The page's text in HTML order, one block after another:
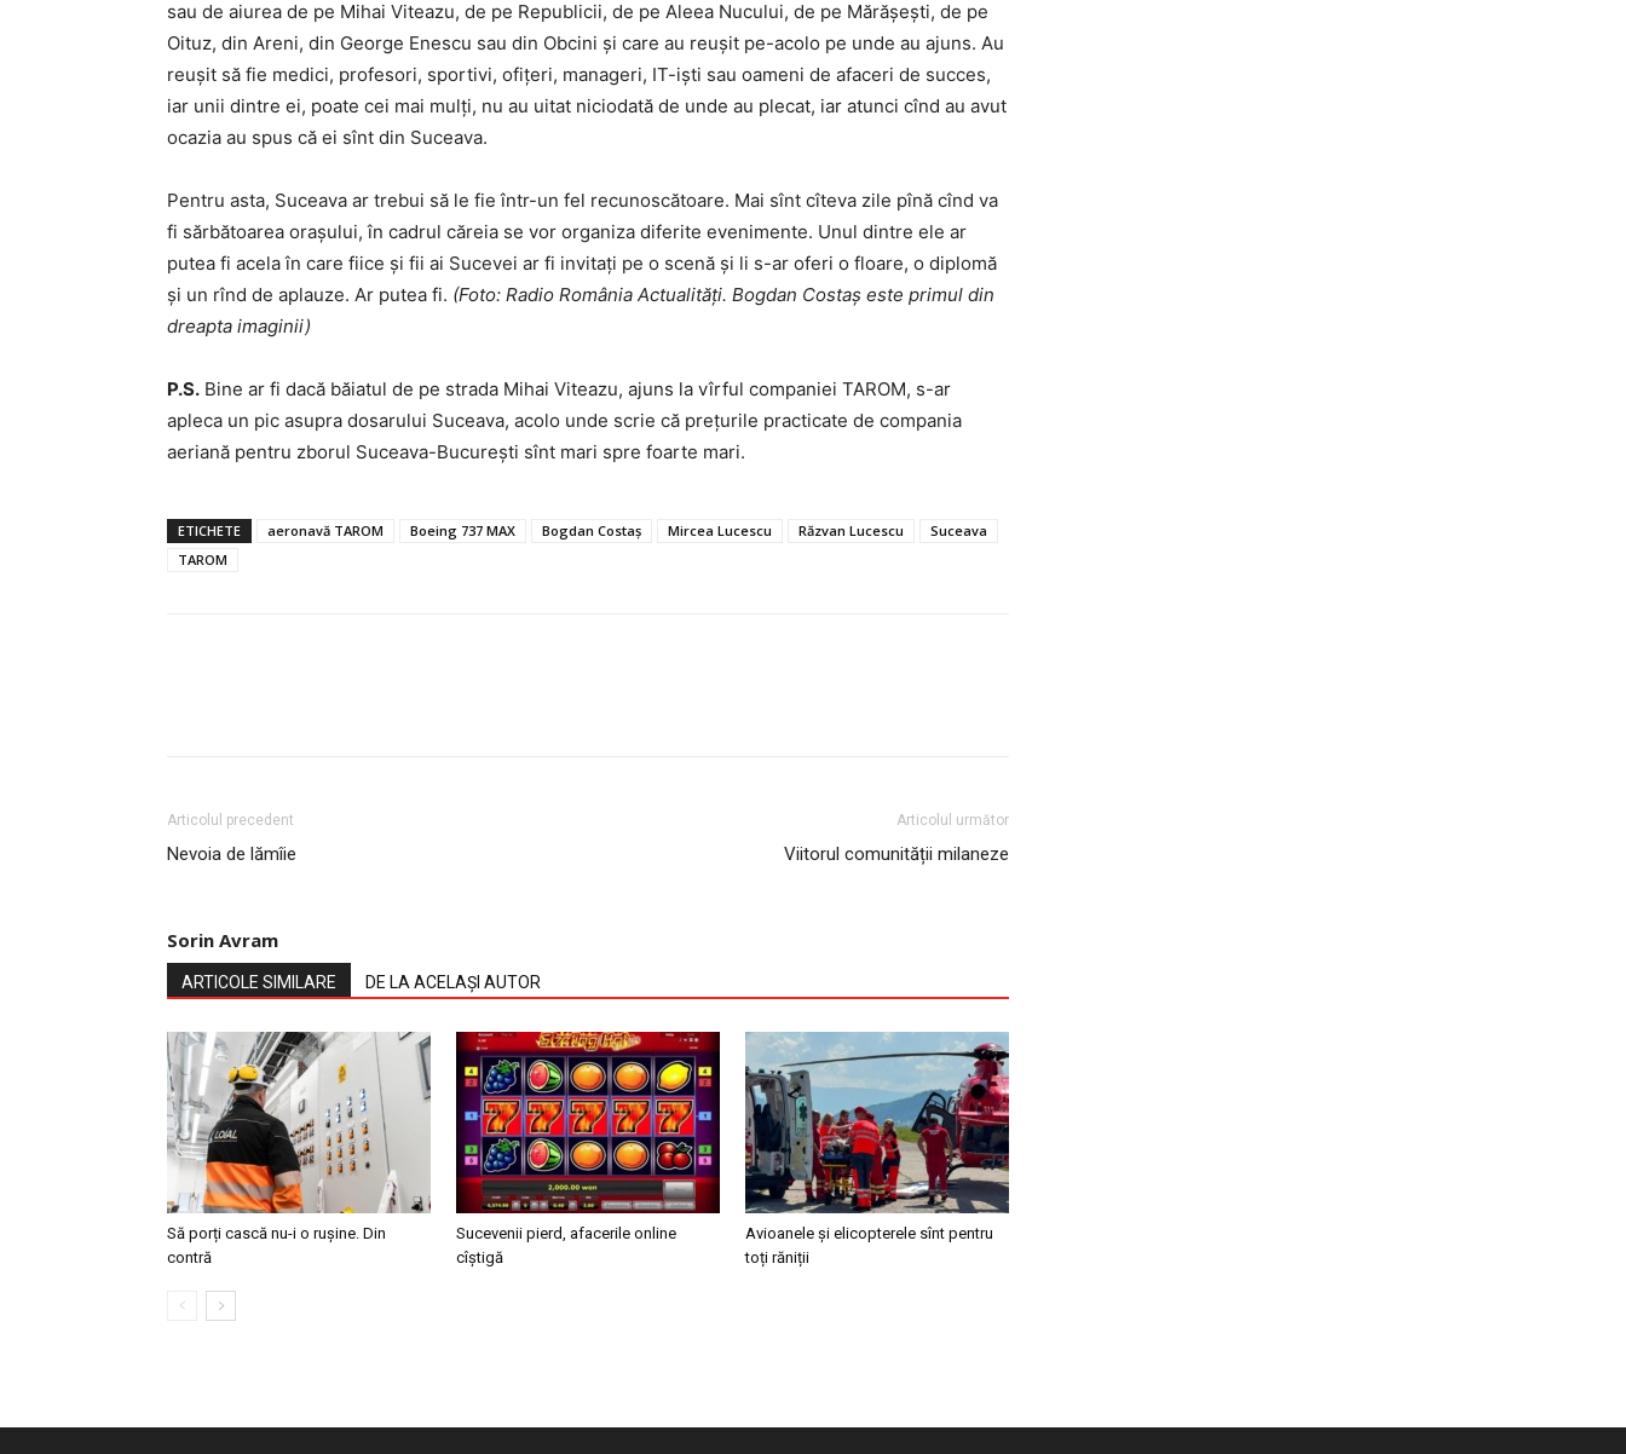
sau de aiurea de pe Mihai Viteazu, de pe Republicii, de pe Aleea Nucului, de pe Mărășești, de pe
Oituz, din Areni, din George Enescu sau din Obcini și care au reușit pe-acolo pe unde au ajuns. Au
reușit să fie medici, profesori, sportivi, ofițeri, manageri, IT-iști sau oameni de afaceri de succes,
iar unii dintre ei, poate cei mai mulți, nu au uitat niciodată de unde au plecat, iar atunci cînd au avut
ocazia au spus că ei sînt din Suceava.
Pentru asta, Suceava ar trebui să le fie într-un fel recunoscătoare. Mai sînt cîteva zile pînă cînd va
fi sărbătoarea orașului, în cadrul căreia se vor organiza diferite evenimente. Unul dintre ele ar
putea fi acela în care fiice și fii ai Sucevei ar fi invitați pe o scenă și li s-ar oferi o floare, o diplomă
și un rînd de aplauze. Ar putea fi. (Foto: Radio România Actualități. Bogdan Costaș este primul din
dreapta imaginii)
P.S. Bine ar fi dacă băiatul de pe strada Mihai Viteazu, ajuns la vîrful companiei TAROM, s-ar
apleca un pic asupra dosarului Suceava, acolo unde scrie că prețurile practicate de compania
aeriană pentru zborul Suceava-București sînt mari spre foarte mari.
ETICHETE aeronavă TAROM Boeing 737 MAX Bogdan Costaș Mircea Lucescu Răzvan Lucescu
Suceava
TAROM
Articolul precedent
Nevoia de lămîie
Articolul următor
Viitorul comunității milaneze
Sorin Avram
ARTICOLE SIMILARE DE LA ACELAȘI AUTOR
Să porți cască nu-i o rușine. Din
contră
Sucevenii pierd, afacerile online
cîștigă
Avioanele și elicopterele sînt pentru
toți răniții